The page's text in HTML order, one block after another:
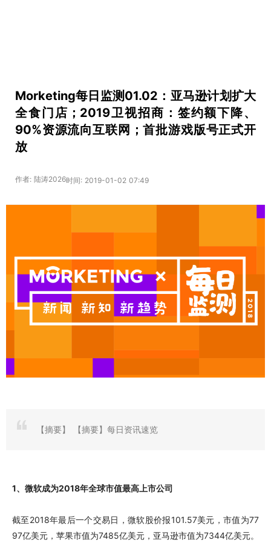
Morketing每日监测01.02：亚马逊计划扩大
全食门店；2019卫视招商：签约额下降、
90%资源流向互联网；首批游戏版号正式开
放
作者: 陆涛2026时间: 2019-01-02 07:49
【摘要】 【摘要】每日资讯速览
1、微软成为2018年全球市值最高上市公司
截至2018年最后一个交易日，微软股价报101.57美元，市值为77
97亿美元，苹果市值为7485亿美元，亚马逊市值为7344亿美元。